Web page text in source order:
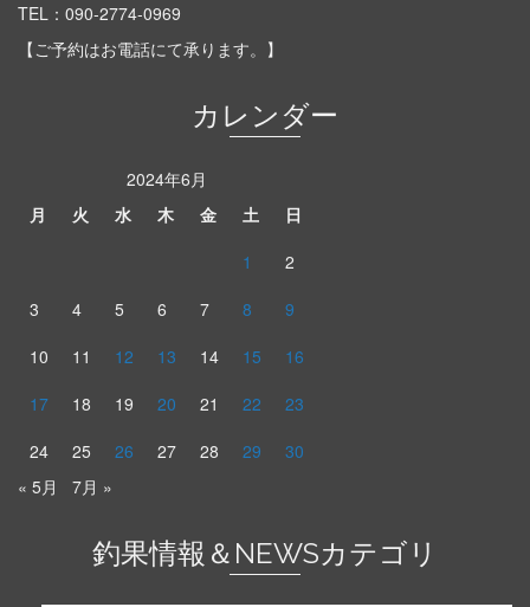
TEL： 090-2774-0969
【ご予約はお電話にて承ります。】
カレンダー
2024年6月
月
火 水 木 金 土
日
1
2
3
4 5 6 7 8
9
10
11 12 13 14 15
16
17
18 19 20 21 22
23
24
25 26 27 28 29
30
« 5月
7月 »
釣果情報＆NEWSカテゴリ